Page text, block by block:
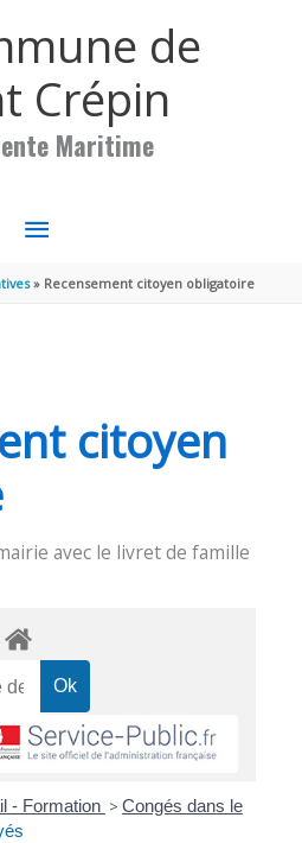
de
Crépin
Maritime
MENU
PRINCIPAL
Recensement citoyen obligatoire
citoyen
avec le livret de famille
- Formation > Congés dans le